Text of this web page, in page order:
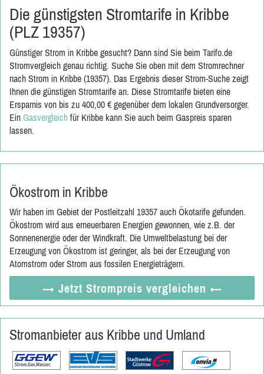
Die günstigsten Stromtarife in Kribbe
(PLZ 19357)
Günstiger Strom in Kribbe gesucht? Dann sind Sie beim Tarifo.de
Stromvergleich genau richtig. Suche Sie oben mit dem Stromrechner
nach Strom in Kribbe (19357). Das Ergebnis dieser Strom-Suche zeigt
Ihnen die günstigen Stromtarife an. Diese Stromtarife bieten eine
Ersparnis von bis zu 400,00 € gegenüber dem lokalen Grundversorger.
Ein Gasvergleich für Kribbe kann Sie auch beim Gaspreis sparen
lassen.
Ökostrom in Kribbe
Wir haben im Gebiet der Postleitzahl 19357 auch Ökotarife gefunden.
Ökostrom wird aus erneuerbaren Energien gewonnen, wie z.B. der
Sonnenenergie oder der Windkraft. Die Umweltbelastung bei der
Erzeugung von Ökostrom ist geringer, als bei der Erzeugung von
Atomstrom oder Strom aus fossilen Energieträgern.
→ Jetzt Strompreis vergleichen ←
Stromanbieter aus Kribbe und Umland